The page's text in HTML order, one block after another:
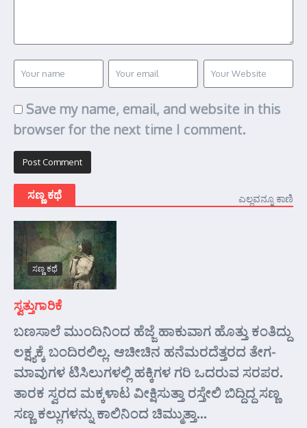
Save my name, email, and website in this
browser for the next time I comment.
ಸಣ್ಣ ಕಥೆ ಎಲ್ಲವನ್ನೂ ಕಾಣಿ
ಸಣ್ಣ ಕಥೆ
ಸ್ವತ್ತುಗಾರಿಕೆ
ಬಣಸಾಲೆ ಮುಂದಿನಿಂದ ಹೆಜ್ಜೆ ಹಾಕುವಾಗ ಹೊತ್ತು ಕಂತಿದ್ದು
ಲಕ್ಷ್ಯಕ್ಕೆ ಬಂದಿರಲಿಲ್ಲ. ಆಚೀಚಿನ ಹನೆಮರದೆತ್ತರದ ತೇಗ-
ಮಾವುಗಳ ಟಿಸಿಲುಗಳಲ್ಲಿ ಹಕ್ಕಿಗಳ ಗರಿ ಒದರುವ ಸರಪರ.
ತಾರಕ ಸ್ವರದ ಮಕ್ಕಳಾಟ ವೀಕ್ಷಿಸುತ್ತಾ ರಸ್ತೇಲಿ ಬಿದ್ದಿದ್ದ ಸಣ್ಣ
ಸಣ್ಣ ಕಲ್ಲುಗಳನ್ನು ಕಾಲಿನಿಂದ ಚಿಮ್ಮುತ್ತಾ...